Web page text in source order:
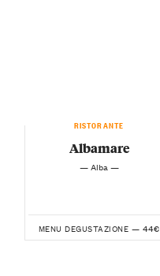
RISTORANTE
Albamare
— Alba —
MENU DEGUSTAZIONE — 44€